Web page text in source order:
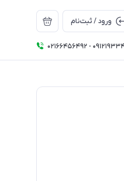
ورود / ثبت‌نام
02166456492 -